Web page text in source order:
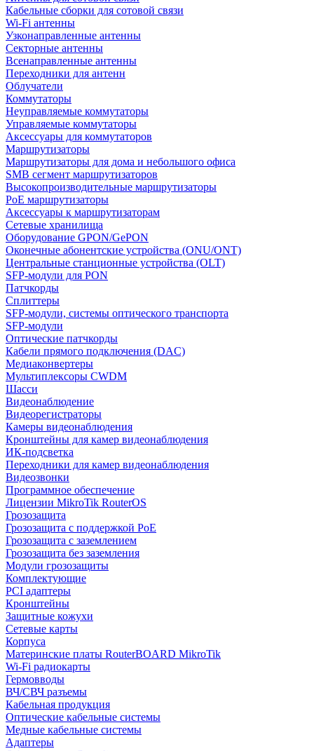
Кабельные сборки для сотовой связи
Wi-Fi антенны
Узконаправленные антенны
Секторные антенны
Всенаправленные антенны
Переходники для антенн
Облучатели
Коммутаторы
Неуправляемые коммутаторы
Управляемые коммутаторы
Аксессуары для коммутаторов
Маршрутизаторы
Маршрутизаторы для дома и небольшого офиса
SMB сегмент маршрутизаторов
Высокопроизводительные маршрутизаторы
PoE маршрутизаторы
Аксессуары к маршрутизаторам
Сетевые хранилища
Оборудование GPON/GePON
Оконечные абонентские устройства (ONU/ONT)
Центральные станционные устройства (OLT)
SFP-модули для PON
Патчкорды
Сплиттеры
SFP-модули, системы оптического транспорта
SFP-модули
Оптические патчкорды
Кабели прямого подключения (DAC)
Медиаконвертеры
Мультиплексоры CWDM
Шасси
Видеонаблюдение
Видеорегистраторы
Камеры видеонаблюдения
Кронштейны для камер видеонаблюдения
ИК-подсветка
Переходники для камер видеонаблюдения
Видеозвонки
Программное обеспечение
Лицензии MikroTik RouterOS
Грозозащита
Грозозащита с поддержкой PoE
Грозозащита с заземлением
Грозозащита без заземления
Модули грозозащиты
Комплектующие
PCI адаптеры
Кронштейны
Защитные кожухи
Сетевые карты
Корпуса
Материнские платы RouterBOARD MikroTik
Wi-Fi радиокарты
Гермовводы
ВЧ/СВЧ разъемы
Кабельная продукция
Оптические кабельные системы
Медные кабельные системы
Адаптеры